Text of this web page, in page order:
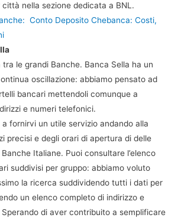
nella sezione dedicata a BNL.
Conto Deposito Chebanca: Costi,
tra le grandi Banche. Banca Sella ha un
oscillazione: abbiamo pensato ad
bancari mettendoli comunque a
e numeri telefonici.
fornirvi un utile servizio andando alla
precisi e degli orari di apertura di delle
Italiane. Puoi consultare l’elenco
suddivisi per gruppo: abbiamo voluto
la ricerca suddividendo tutti i dati per
un elenco completo di indirizzo e
di aver contribuito a semplificare